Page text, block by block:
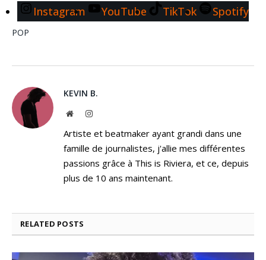
Instagram YouTube TikTok Spotify
POP
KEVIN B.
WebsiteInstagram
Artiste et beatmaker ayant grandi dans une
famille de journalistes, j'allie mes différentes
passions grâce à This is Riviera, et ce, depuis
plus de 10 ans maintenant.
RELATED POSTS